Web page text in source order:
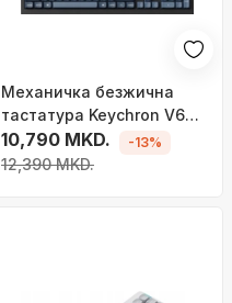
Mеханичка безжична
тастатура Keychron V6
Max V6M D1, QMK VIA, со
копче, црна
10,790 MKD.
12,390 MKD.
-13%